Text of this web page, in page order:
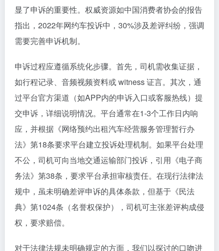
显了申诉的重要性。权威资源如中国消费者协会的报告
指出，2022年网约车投诉中，30%涉及差评纠纷，强调
需要完善申诉机制。
申诉过程应遵循系统化步骤。首先，司机需收集证据，
如行程记录、音频视频资料或 witness 证言。其次，通
过平台官方渠道（如APP内的申诉入口或客服热线）提
交申诉，详细说明情况。平台通常在1-3个工作日内响
应，并根据《网络预约出租汽车经营服务管理暂行办
法》第18条要求平台建立投诉处理机制。如果平台处理
不公，司机可向当地交通运输部门投诉，引用《电子商
务法》第38条，要求平台承担审核责任。在现行法律法
规中，虽未明确差评申诉的具体条款，但基于《民法
典》第1024条（名誉权保护），司机可主张差评构成侵
权，要求赔偿。
对于法律法规未明确规定的方面，我们以探讨的口吻进